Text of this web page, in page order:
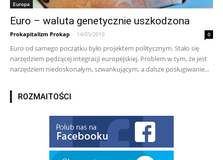
Europa
Euro – waluta genetycznie uszkodzona
Prokapitalizm Prokap - 14/05/2019 0
Euro od samego początku było projektem politycznym. Stało się
narzędziem pędzącej integracji europejskiej. Problem w tym, że jest
narzędziem niedoskonałym, szwankującym, a dalsze posługiwanie...
ROZMAITOŚCI